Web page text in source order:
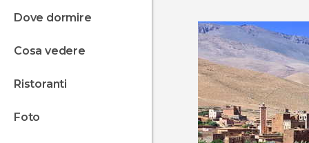
dove dormire
cosa vedere
ristoranti
foto